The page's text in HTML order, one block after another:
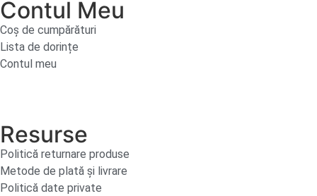
Contul Meu
Coș de cumpărături
Lista de dorințe
Contul meu
Resurse
Politică returnare produse
Metode de plată și livrare
Politică date private